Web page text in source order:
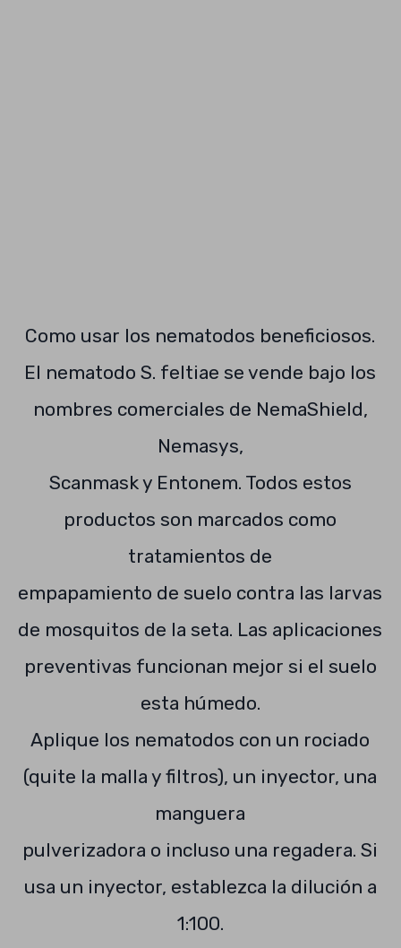
Como usar los nematodos beneficiosos.
El nematodo S. feltiae se vende bajo los
nombres comerciales de NemaShield,
Nemasys,
Scanmask y Entonem. Todos estos
productos son marcados como
tratamientos de
empapamiento de suelo contra las larvas
de mosquitos de la seta. Las aplicaciones
preventivas funcionan mejor si el suelo
esta húmedo.
Aplique los nematodos con un rociado
(quite la malla y filtros), un inyector, una
manguera
pulverizadora o incluso una regadera. Si
usa un inyector, establezca la dilución a
1:100.